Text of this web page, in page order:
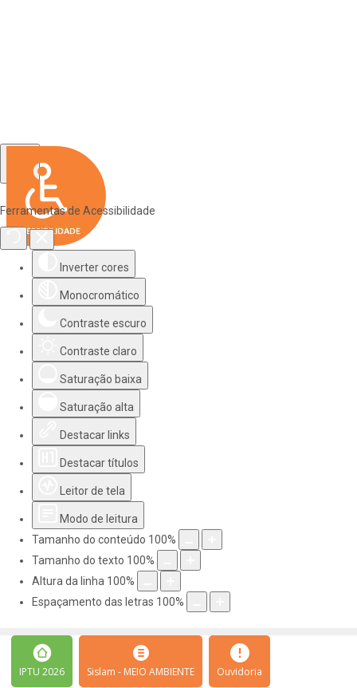
Ferramentas de Acessibilidade
Inverter cores
Monocromático
Contraste escuro
Contraste claro
Saturação baixa
Saturação alta
Destacar links
Destacar títulos
Leitor de tela
Modo de leitura
Tamanho do conteúdo 100%
Tamanho do texto 100%
Altura da linha 100%
Espaçamento das letras 100%
IPTU 2026 Sislam - MEIO AMBIENTE Ouvidoria